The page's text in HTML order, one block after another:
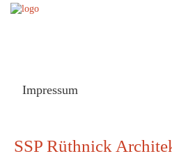
Impressum
SSP Rüthnick